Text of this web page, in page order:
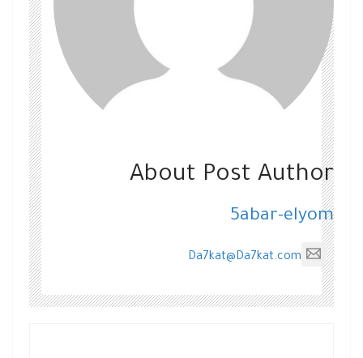
About Post Author
5abar-elyom
Da7kat@Da7kat.com